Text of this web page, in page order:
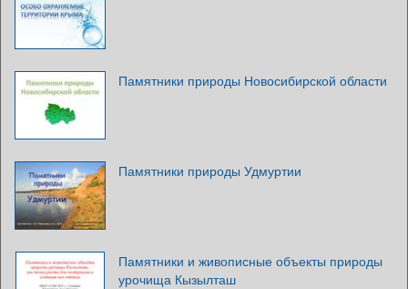
Памятники природы Новосибирской области
Памятники природы Удмуртии
Памятники и живописные объекты природы
урочища Кызылташ